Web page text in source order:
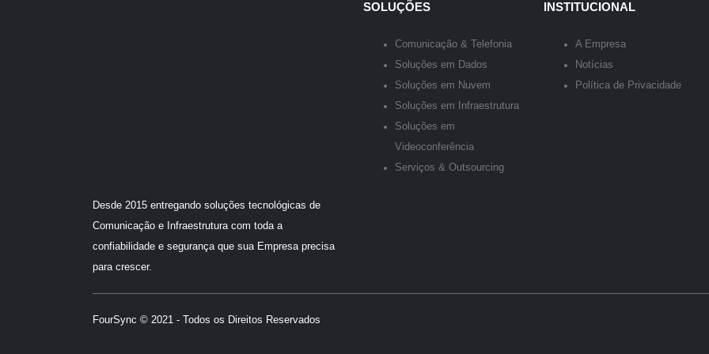
Desde 2015 entregando soluções tecnológicas de
Comunicação e Infraestrutura com toda a
confiabilidade e segurança que sua Empresa precisa
para crescer.
SOLUÇÕES
Comunicação & Telefonia
Soluções em Dados
Soluções em Nuvem
Soluções em Infraestrutura
Soluções em
Videoconferência
Serviços & Outsourcing
INSTITUCIONAL
A Empresa
Notícias
Política de Privacidade
FourSync © 2021 - Todos os Direitos Reservados